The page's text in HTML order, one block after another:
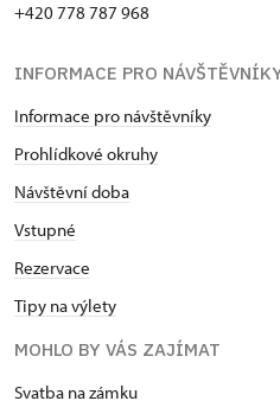
+420 778 787 968
INFORMACE PRO
Informace pro návštěvníky
Prohlídkové okruhy
Návštěvní doba
Vstupné
Rezervace
Tipy na výlety
MOHLO BY VÁS ZAJÍMAT
Svatba na zámku